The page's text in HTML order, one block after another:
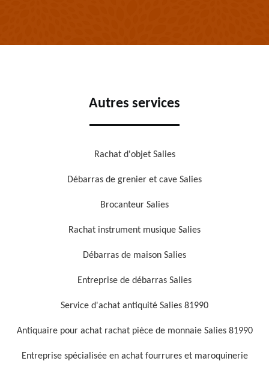
Autres services
Rachat d'objet Salies
Débarras de grenier et cave Salies
Brocanteur Salies
Rachat instrument musique Salies
Débarras de maison Salies
Entreprise de débarras Salies
Service d'achat antiquité Salies 81990
Antiquaire pour achat rachat pièce de monnaie Salies 81990
Entreprise spécialisée en achat fourrures et maroquinerie